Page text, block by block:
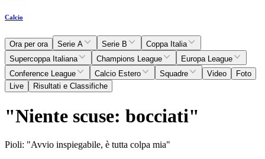
Calcio
Ora per ora Serie A Serie B
Coppa Italia
Supercoppa Italiana
Champions League
Europa League
Conference League
Calcio Estero Squadre Video
Foto
Live
Risultati e Classifiche
"Niente scuse: bocciati"
Pioli: "Avvio inspiegabile, è tutta colpa mia"